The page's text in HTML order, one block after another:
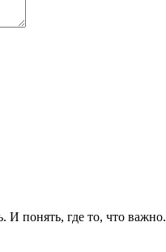
И понять, где то, что важно.